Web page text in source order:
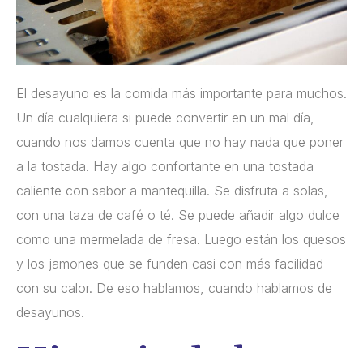
El desayuno es la comida más importante para muchos.
Un día cualquiera si puede convertir en un mal día,
cuando nos damos cuenta que no hay nada que poner
a la tostada. Hay algo confortante en una tostada
caliente con sabor a mantequilla. Se disfruta a solas,
con una taza de café o té. Se puede añadir algo dulce
como una mermelada de fresa. Luego están los quesos
y los jamones que se funden casi con más facilidad
con su calor. De eso hablamos, cuando hablamos de
desayunos.